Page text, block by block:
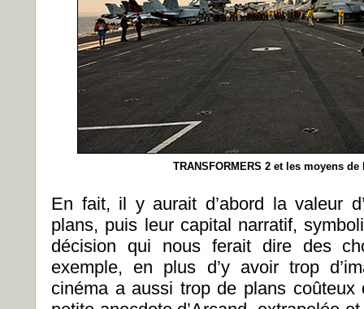
TRANSFORMERS 2 et les moyens
En fait, il y aurait d’abord la valeur
plans, puis leur capital narratif,
décision qui nous ferait dire des
exemple, en plus d’y avoir trop
cinéma a aussi trop de plans